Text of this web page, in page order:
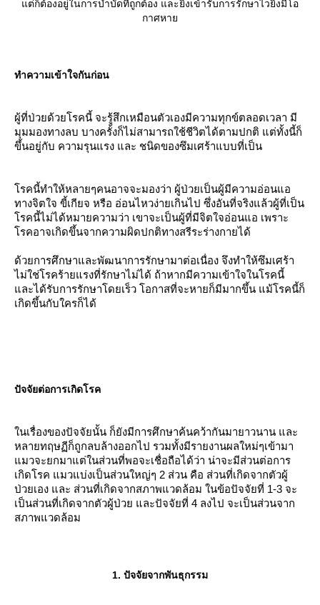
ต่ก็ต้องอยู่ในการบำบัดที่ถูกต้อง และยิ่งเข้ารับการรักษาไวยิ่งมีโอ
กาศหา
ทำความเข้าใจกันก่อน
ผู้ที่ป่วยด้วยโรคนี้ จะรู้สึกเหมือนตัวเองมีความทุกข์ตลอดเวลา มี
มุมมองทางลบ บางครั้งก็ไม่สามารถใช้ชีวิตได้ตามปกติ แต่ทั้งนี้ก็
ขึ้นอยู่กับ ความรุนแรง และ ชนิดของซึมเศร้าแบบที่เป็น
รคนี้ทำให้หลายๆคนอาจจะมองว่า ผู้ป่วยเป็นผู้มีความอ่อนแอ
ทางจิตใจ ขี้เกียจ หรือ อ่อนไหวง่ายเกินไป ซึ่งอันที่จริงแล้วผู้ที่เป็น
รคนี้ไม่ได้หมายความว่า เขาจะเป็นผู้ที่มีจิตใจอ่อนแอ เพราะ
รคอาจเกิดขึ้นจากความผิดปกติทางสรีระร่างกายได้
ด้วยการศึกษาและพัฒนาการรักษามาต่อเนื่อง จึงทำให้ซึมเศร้า
ไม่ใช่โรคร้ายแรงที่รักษาไม่ได้ ถ้าหากมีความเข้าใจในโรคนี้
ละได้รับการรักษาโดยเร็ว โอกาสที่จะหายก็มีมากขึ้น แม้โรคนี้ก็
เกิดขึ้นกับใครก็ได้
ปัจจัยต่อการเกิดโรค
นเรื่องของปัจจัยนั้น ก็ยังมีการศึกษาค้นคว้ากันมายาวนาน และ
หลายทฤษฏีก็ถูกลบล้างออกไป รวมทั้งมีรายงานผลใหม่ๆเข้ามา
มวจะยกมาแต่ในส่วนที่พอจะเชื่อถือได้ว่า น่าจะมีส่วนต่อการ
เกิดโรค แมวแบ่งเป็นส่วนใหญ่ๆ 2 ส่วน คือ ส่วนที่เกิดจากตัวผู้
ป่วยเอง และ ส่วนที่เกิดจากสภาพแวดล้อม ในข้อปัจจัยที่ 1-3 จะ
เป็นส่วนที่เกิดจากตัวผู้ป่วย และปัจจัยที่ 4 ลงไป จะเป็นส่วนจาก
สภาพแวดล้อม
1. ปัจจัยจากพันธุกรรม